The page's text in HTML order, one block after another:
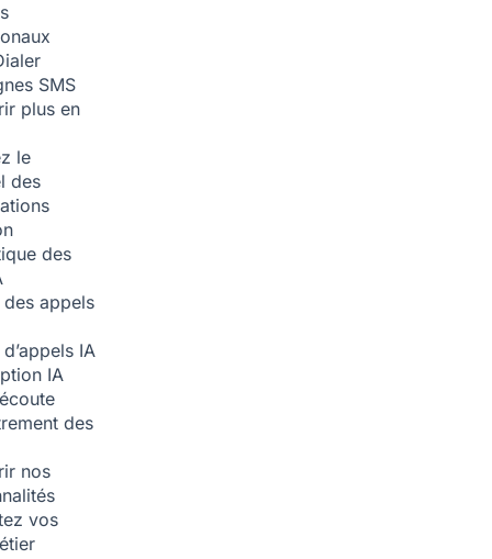
SMS
plus en
le
des
des
appels
IA
IA
des
nos
vos